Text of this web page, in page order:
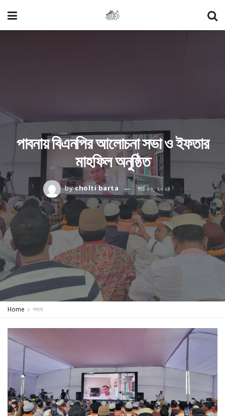
পাবনায় বিএনপির আলোচনা সভা ও ইফতার
মাহফিল অনুষ্ঠিত
bycholti barta মার্চ ২৬, ২০২৪
Home পাবনা